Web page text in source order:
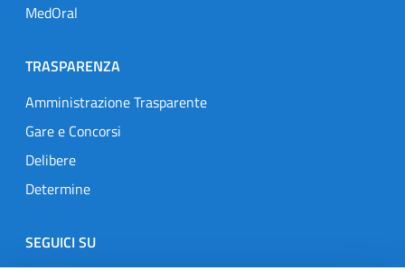
MedOral
TRASPARENZA
Amministrazione Trasparente
Gare e Concorsi
Delibere
Determine
SEGUICI SU